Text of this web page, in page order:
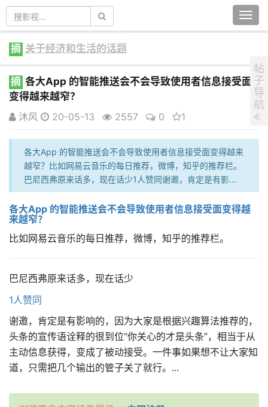
摘 关于经济和生活的话题
摘 各大App 的智能推送会不会导致使用者信息接受面
变得越来越窄？
沐风
20-05-13 2557 0 1
各大App 的智能推送会不会导致使用者信息接受面变得越来
越窄？比如网易云音乐的每日推荐，微博，知乎的推荐栏。
巴尼西弗原来话多，现在话少1人赞同谢邀，肯定是有影...
各大App 的智能推送会不会导致使用者信息接受面变得越
来越窄？
比如网易云音乐的每日推荐，微博，知乎的推荐栏。
巴尼西弗原来话多，现在话少
1人赞同
谢邀，肯定是有影响的，因为大家是根据兴趣算法推荐的，
头条的宣传语诠释的很到位“你关心的才是头条”，相当于从
主动信息获得，变成了被动接受。一件事如果想不让大家知
道，只需把几个输出的管子关了就行。...
帖
子
导
航